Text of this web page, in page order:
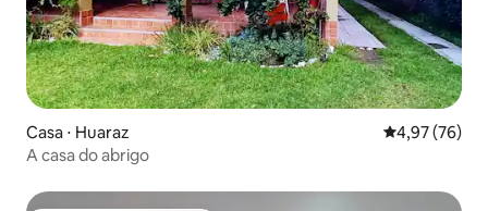
Casa ⋅ Huaraz 4,97 de uma
4,97 (76)
A casa do abrigo